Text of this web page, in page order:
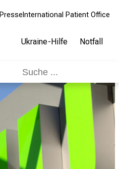
Presse International Patient Office
Ukraine-Hilfe Notfall